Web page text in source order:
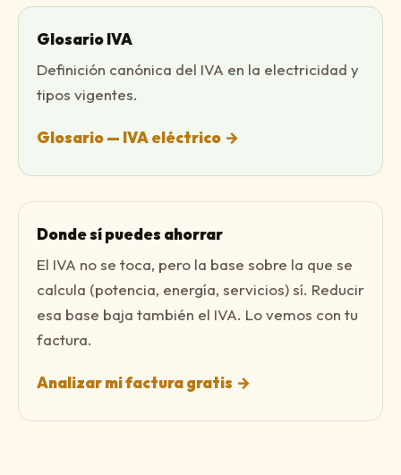
Glosario IVA
Definición canónica del IVA en la electricidad y
tipos vigentes.
Glosario — IVA eléctrico →
Donde sí puedes ahorrar
El IVA no se toca, pero la base sobre la que se
calcula (potencia, energía, servicios) sí. Reducir
esa base baja también el IVA. Lo vemos con tu
factura.
Analizar mi factura gratis →